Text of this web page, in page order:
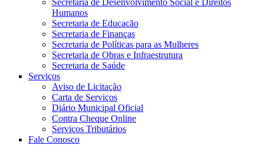
Secretaria de Desenvolvimento Social e Direitos
Humanos
Secretaria de Educação
Secretaria de Finanças
Secretaria de Políticas para as Mulheres
Secretaria de Obras e Infraestrutura
Secretaria de Saúde
Serviços
Aviso de Licitação
Carta de Serviços
Diário Municipal Oficial
Contra Cheque Online
Serviços Tributários
Fale Conosco